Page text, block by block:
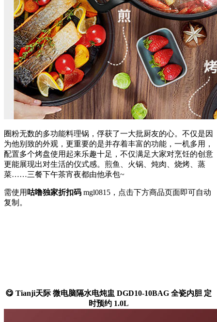
圈粉无数的多功能料理锅，俘获了一大批厨友的心。不仅是因
为他别致的外观，更重要的是并存着丰富的功能，一机多用，
配置多个烤盘使用起来乐趣十足，不仅满足大家对烹饪的创意
更能展现出对生活的仪式感。煎鱼、火锅、炖肉、烧烤、蒸
菜……三餐下午茶宵夜都由他承包~
需使用 咕噜独家折扣码 mgl0815 ，点击下方商品页面即可自动
复制。
😋 Tianji天际 微电脑隔水电炖盅 DGD10-10BAG 全瓷内胆 定
时预约 1.0L